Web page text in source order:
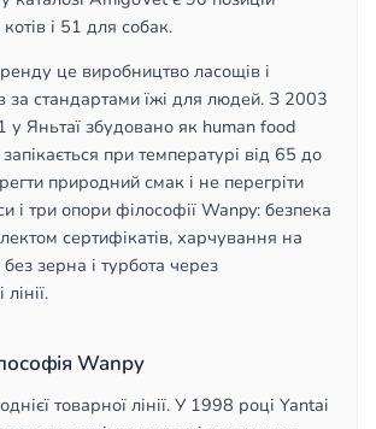
і 51 для собак.
це виробництво ласощів і
за стандартами їжі для людей. З 2003
Яньтаї збудовано як human food
при температурі від 65 до
природний смак і не перегріти
і три опори філософії Wanpy: безпека
сертифікатів, харчування на
зерна і турбота через
Wanpy
товарної лінії. У 1998 році Yantai